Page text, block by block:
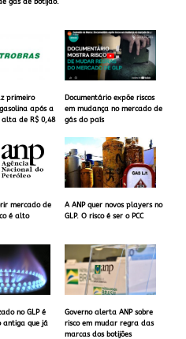
gás de botijão.
primeiro
após a
alta de R$ 0,48
Documentário expõe riscos
em mudança no mercado de
gás do país
mercado de
é alto
A ANP quer novos players no
GLP. O risco é ser o PCC
no GLP é
antiga que já
Governo alerta ANP sobre
risco em mudar regra das
marcas dos botijões